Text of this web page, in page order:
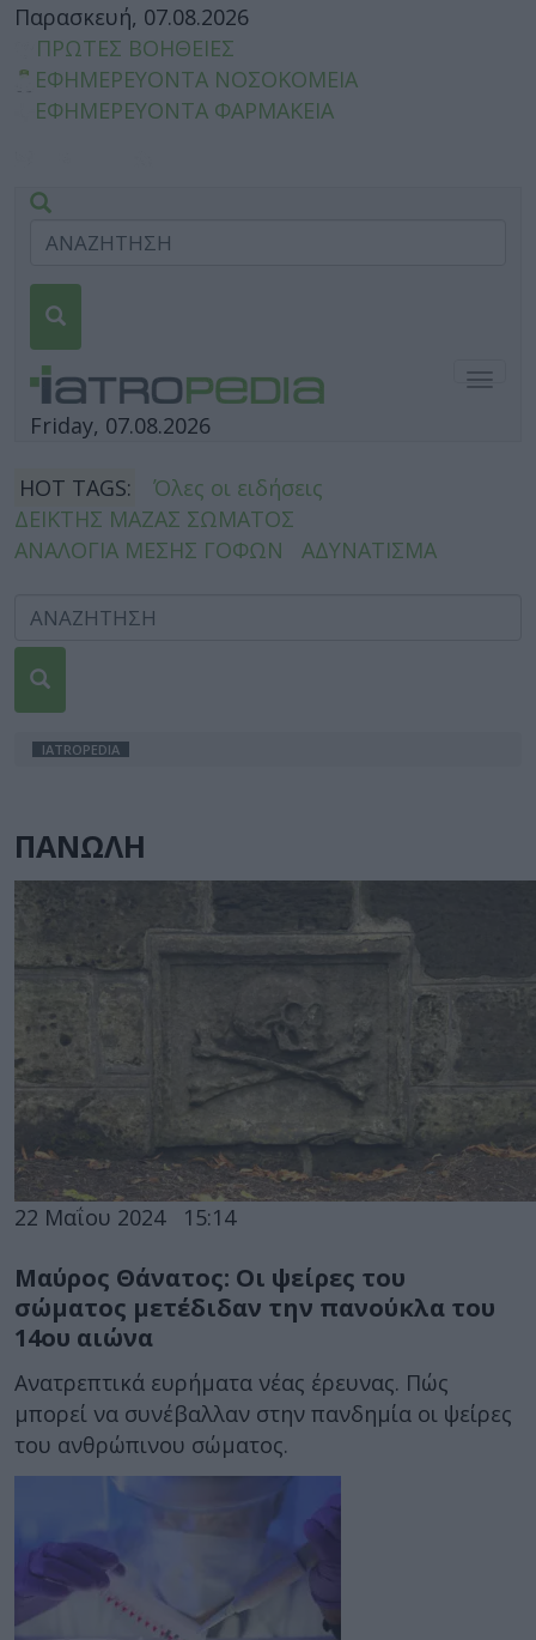
Παρασκευή, 07.08.2026
ΠΡΩΤΕΣ ΒΟΗΘΕΙΕΣ
ΕΦΗΜΕΡΕΥΟΝΤΑ ΝΟΣΟΚΟΜΕΙΑ
ΕΦΗΜΕΡΕΥΟΝΤΑ ΦΑΡΜΑΚΕΙΑ
Friday, 07.08.2026
HOT TAGS:
Όλες οι ειδήσεις
ΔΕΙΚΤΗΣ ΜΑΖΑΣ ΣΩΜΑΤΟΣ
ΑΝΑΛΟΓΙΑ ΜΕΣΗΣ ΓΟΦΩΝ
ΑΔΥΝΑΤΙΣΜΑ
IATROPEDIA
ΠΑΝΩΛΗ
22 Μαΐου 2024 15:14
Μαύρος Θάνατος: Οι ψείρες του
σώματος μετέδιδαν την πανούκλα του
14ου αιώνα
Ανατρεπτικά ευρήματα νέας έρευνας. Πώς
μπορεί να συνέβαλλαν στην πανδημία οι ψείρες
του ανθρώπινου σώματος.